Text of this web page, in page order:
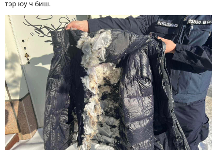
тэр юу ч биш.